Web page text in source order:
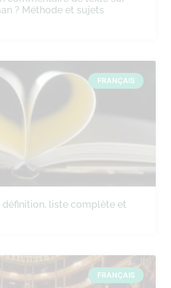
? Méthode et sujets
FRANÇAIS
définition, liste complète et
FRANÇAIS